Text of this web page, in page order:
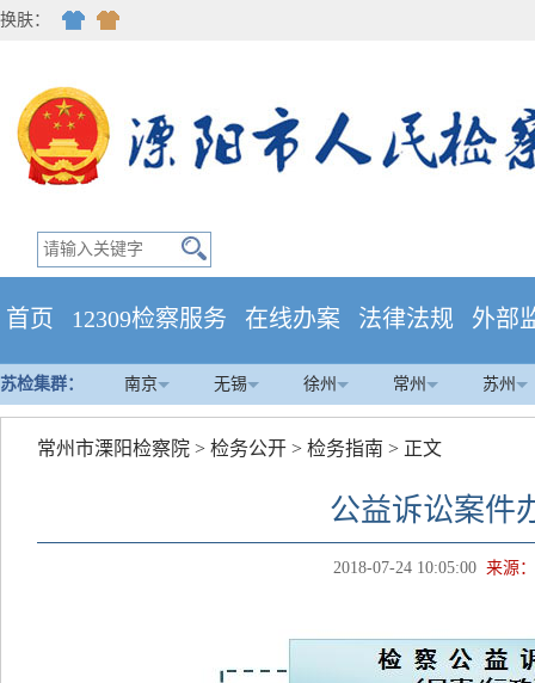
换肤：
首页 12309检察服务 在线办案 法律法规 外部
苏检集群： 南京 无锡 徐州 常州 苏州
常州市溧阳检察院 > 检务公开 > 检务指南 > 正文
公益诉讼案件
2018-07-24 10:05:00 来源：